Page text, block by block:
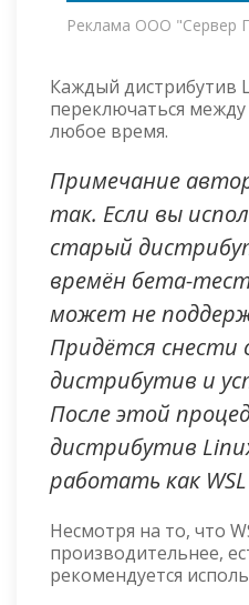
Реклама ООО "Сервер
Каждый дистрибутив
переключаться между
любое время.
Примечание
так. Если вы
старый
времён бета-
может не
Придётся снести
дистрибутив и
После этой
дистрибутив
работать как
Несмотря на то, что
производительнее,
рекомендуется